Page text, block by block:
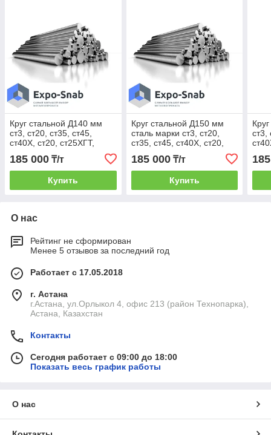
Круг стальной Д140 мм
ст3, ст20, ст35, ст45,
ст40Х, ст20, ст25ХГТ,
185 000 ₸/т
Купить
Круг стальной Д150 мм
сталь марки ст3, ст20,
ст35, ст45, ст40Х, ст20,
ст25ХГТ, ст65Г
185 000₸/т
Купить
ст3,
О нас
Рейтинг не сформирован
Менее 5 отзывов за последний год
Работает с 17.05.2018
г. Астана
г.Астана, ул.Орлыкол 4, офис 213 (район Технопарка),
Астана, Казахстан
Контакты
Сегодня работает с 09:00 до 18:00
Показать весь график работы
О нас